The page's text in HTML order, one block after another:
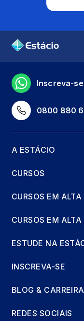
MODELAGEM
66 horas
ECONOMIA
66 horas
66 horas
INDÚSTRIA 5.0
INDUSTRIAL 4
66 horas
0800 880
Inscreva-
A ESTÁCIO
CURSOS
CURSOS EM
CURSOS EM ALTA
ESTUDE NA
INSCREVA-SE
BLOG & CARREIRA
REDES SOCIAIS